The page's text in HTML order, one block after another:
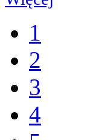
1
2
3
4